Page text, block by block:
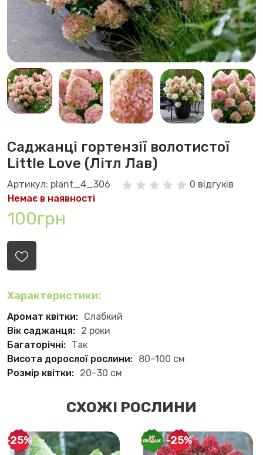
Саджанці гортензії волотистої
Little Love (Літл Лав)
Артикул: plant_4_306
0 відгуків
Немає в наявності
100грн
Характеристики:
Аромат квітки: Слабкий
Вік саджанця: 2 роки
Багаторічні: Так
Висота дорослої рослини: 80–100 см
Розмір квітки: 20–30 см
СХОЖІ РОСЛИНИ
-25% -25%